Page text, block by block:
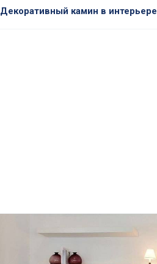
Декоративный камин в интерьере